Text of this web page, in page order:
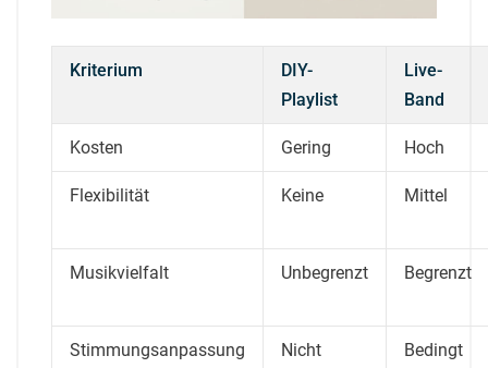
Kriterium
DIY-
Playlist
Live-
Band
Kosten Gering Hoch
Flexibilität Keine Mittel
Musikvielfalt Unbegrenzt Begrenzt
Stimmungsanpassung
Nicht
Bedingt